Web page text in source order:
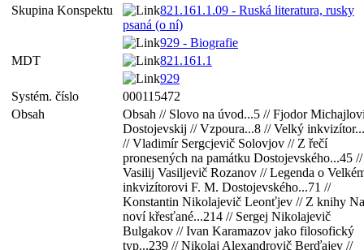
Skupina Konspektu
821.161.1.09 - Ruská literatura, rusky
psaná (o ní)
929 - Biografie
MDT
821.161.1
929
Systém. číslo
000115472
Obsah
Obsah // Slovo na úvod...5 // Fjodor
Dostojevskij // Vzpoura...8 // Velký
// Vladimír Sergcjevič Solovjov // Z řečí
pronesených na památku Dostojevského...45 //
Vasilij Vasiljevič Rozanov // Legenda o
inkvizítorovi F. M. Dostojevského...71 //
Konstantin Nikolajevič Leonťjev // Z knihy
noví křesťané...214 // Sergej Nikolajevič
Bulgakov // Ivan Karamazov jako filosofický
typ...239 // Nikolaj Alexandrovič Berďajev //